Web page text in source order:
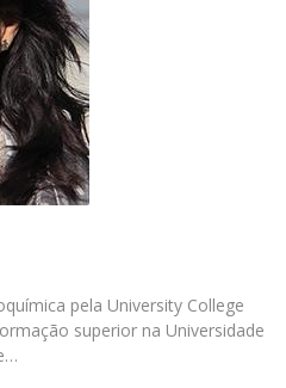
pela University College
superior na Universidade